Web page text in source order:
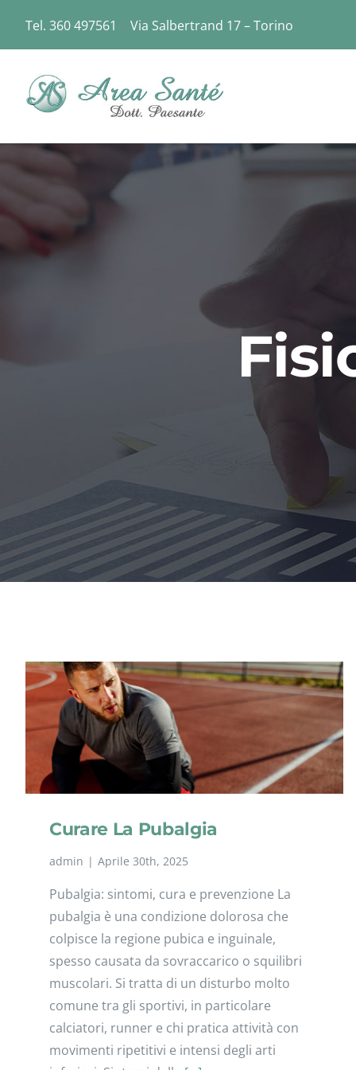
content
Tel. 360 497561 | Via Salbertrand 17 – Torino
Curare La Pubalgia
admin | Aprile 30th, 2025
Pubalgia: sintomi, cura e prevenzione La
pubalgia è una condizione dolorosa che
colpisce la regione pubica e inguinale,
spesso causata da sovraccarico o squilibri
muscolari. Si tratta di un disturbo molto
comune tra gli sportivi, in particolare
calciatori, runner e chi pratica attività con
movimenti ripetitivi e intensi degli arti